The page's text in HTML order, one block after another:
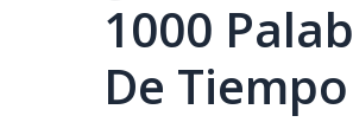
1000
De Tiempo